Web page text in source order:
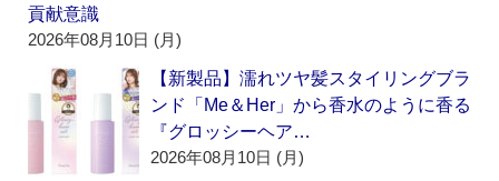
貢献意識
2026年08月10日 (月)
【新製品】濡れツヤ髪スタイリングブラ
ンド「Me＆Her」から香水のように香る
『グロッシーヘア…
2026年08月10日 (月)